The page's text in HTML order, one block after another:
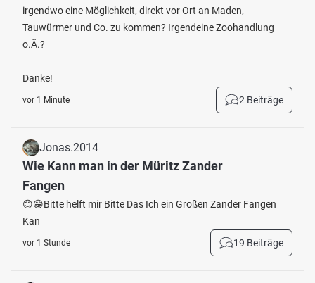
irgendwo eine Möglichkeit, direkt vor Ort an Maden,
Tauwürmer und Co. zu kommen? Irgendeine Zoohandlung
o.Ä.?
Danke!
vor 1 Minute 2 Beiträge
Jonas.2014
Wie Kann man in der Müritz Zander
Fangen
😊😁Bitte helft mir Bitte Das Ich ein Großen Zander Fangen
Kan
vor 1 Stunde 19 Beiträge